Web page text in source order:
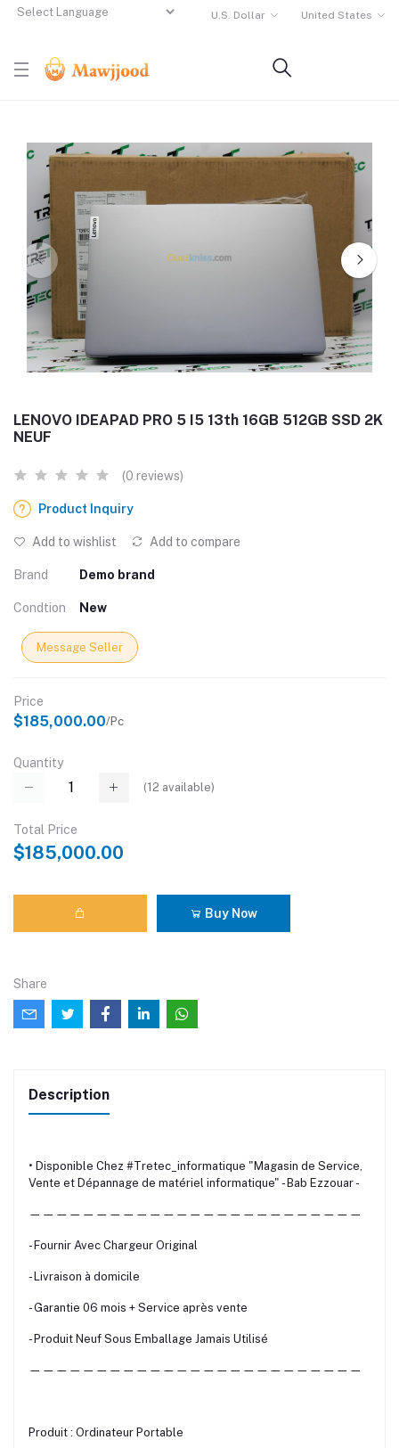
U.S. Dollar United States
LENOVO IDEAPAD PRO 5 I5 13th 16GB 512GB SSD 2K
NEUF
(0 reviews)
Product Inquiry
Add to wishlist Add to compare
Brand Demo brand
Condtion New
Message Seller
Price
$185,000.00/Pc
Quantity
(12 available)
Total Price
$185,000.00
Buy Now
Share
Description
• Disponible Chez #Tretec_informatique "Magasin de Service,
Vente et Dépannage de matériel informatique" - Bab Ezzouar -
—————————————————————————
- Fournir Avec Chargeur Original
- Livraison à domicile
- Garantie 06 mois + Service après vente
- Produit Neuf Sous Emballage Jamais Utilisé
—————————————————————————
Produit : Ordinateur Portable